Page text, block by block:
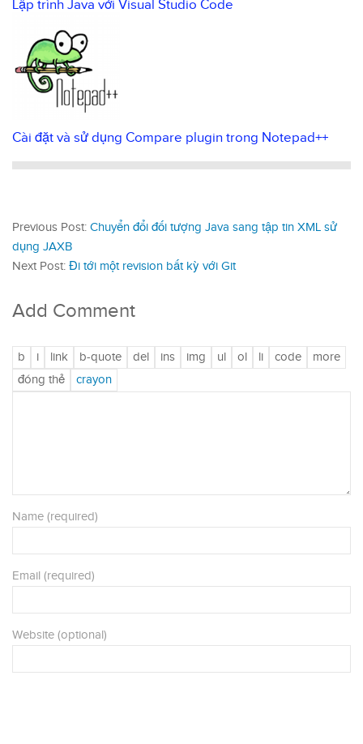
Lập trình Java với Visual Studio Code
Cài đặt và sử dụng Compare plugin trong Notepad++
Previous Post: Chuyển đổi đối tượng Java sang tập tin XML sử
dụng JAXB
Next Post: Đi tới một revision bất kỳ với Git
Add Comment
Name (required)
Email (required)
Website (optional)